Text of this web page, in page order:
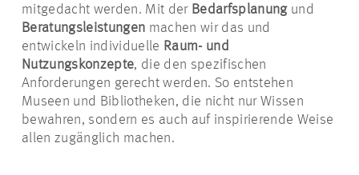
mitgedacht werden. Mit der Bedarfsplanungund
Beratungsleistungen machen wir das und
entwickeln individuelle Raum- und
Nutzungskonzepte, die den spezifischen
Anforderungen gerecht werden. So entstehen
Museen und Bibliotheken, die nicht nur Wissen
bewahren, sondern es auch auf inspirierende Weise
allen zugänglich machen.